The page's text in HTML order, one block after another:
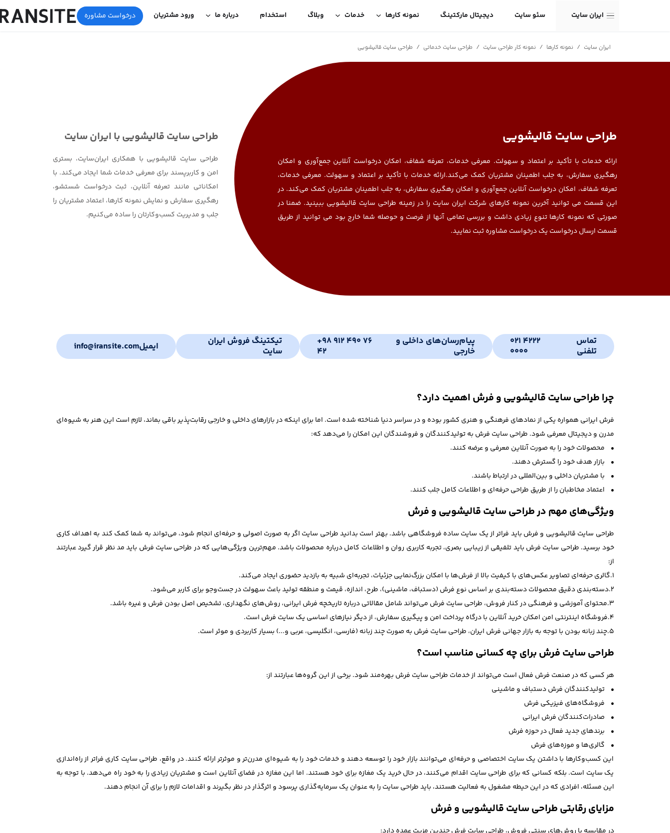
ایران سایت سئو سایت دیجیتال مارکتینگ نمونه کارها خدمات وبلاگ استخدام درباره ما ورود مشتریان درخواست مشاوره
ایران سایت / نمونه کارها / نمونه کار طراحی سایت / طراحی سایت خدماتی / طراحی سایت قالیشویی
طراحی سایت قالیشویی
ارائه خدمات با تأکید بر اعتماد و سهولت. معرفی خدمات، تعرفه شفاف، امکان درخواست آنلاین جمع‌آوری و امکان
رهگیری سفارش، به جلب اطمینان مشتریان کمک می‌کند.ارائه خدمات با تأکید بر اعتماد و سهولت. معرفی خدمات،
تعرفه شفاف، امکان درخواست آنلاین جمع‌آوری و امکان رهگیری سفارش، به جلب اطمینان مشتریان کمک می‌کند. در
این قسمت می توانید آخرین نمونه کارهای شرکت ایران سایت را در زمینه طراحی سایت قالیشویی ببینید. ضمنا در
صورتی که نمونه کارها تنوع زیادی داشت و بررسی تمامی آنها از فرصت و حوصله شما خارج بود می توانید از طریق
قسمت ارسال درخواست یک درخواست مشاوره ثبت نمایید.
طراحی سایت قالیشویی با ایران سایت
طراحی سایت قالیشویی با همکاری ایران‌سایت، بستری
امن و کاربرپسند برای معرفی خدمات شما ایجاد می‌کند. با
امکاناتی مانند تعرفه آنلاین، ثبت درخواست شستشو،
رهگیری سفارش و نمایش نمونه کارها، اعتماد مشتریان را
جلب و مدیریت کسب‌وکارتان را ساده می‌کنیم.
تماس
تلفنی
021 4222
0000
پیام‌رسان‌های داخلی و
خارجی
+98 912 490 76
42
تیکتینگ فروش ایران
سایت
ایمیلinfo@iransite.com
چرا طراحی سایت قالیشویی و فرش اهمیت دارد؟
فرش ایرانی همواره یکی از نمادهای فرهنگی و هنری کشور بوده و در سراسر دنیا شناخته شده است. اما برای اینکه در بازارهای داخلی و خارجی رقابت‌پذیر باقی بماند، لازم است این هنر به شیوه‌ای
مدرن و دیجیتال معرفی شود. طراحی سایت فرش به تولیدکنندگان و فروشندگان این امکان را می‌دهد که:
• محصولات خود را به صورت آنلاین معرفی و عرضه کنند.
• بازار هدف خود را گسترش دهند.
• با مشتریان داخلی و بین‌المللی در ارتباط باشند.
• اعتماد مخاطبان را از طریق طراحی حرفه‌ای و اطلاعات کامل جلب کنند.
ویژگی‌های مهم در طراحی سایت قالیشویی و فرش
طراحی سایت قالیشویی و فرش باید فراتر از یک سایت ساده فروشگاهی باشد. بهتر است بدانید طراحی سایت اگر به صورت اصولی و حرفه‌ای انجام شود، می‌تواند به شما کمک کند به اهداف کاری
خود برسید. طراحی سایت فرش باید تلفیقی از زیبایی بصری، تجربه کاربری روان و اطلاعات کامل درباره محصولات باشد. مهم‌ترین ویژگی‌هایی که در طراحی سایت فرش باید مد نظر قرار گیرد عبارتند
از:
1.گالری حرفه‌ای تصاویر عکس‌های با کیفیت بالا از فرش‌ها با امکان بزرگ‌نمایی جزئیات، تجربه‌ای شبیه به بازدید حضوری ایجاد می‌کند.
2.دسته‌بندی دقیق محصولات دسته‌بندی بر اساس نوع فرش (دستباف، ماشینی)، طرح، اندازه، قیمت و منطقه تولید باعث سهولت در جست‌وجو برای کاربر می‌شود.
3.محتوای آموزشی و فرهنگی در کنار فروش، طراحی سایت فرش می‌تواند شامل مقالاتی درباره تاریخچه فرش ایرانی، روش‌های نگهداری، تشخیص اصل بودن فرش و غیره باشد.
4.فروشگاه اینترنتی امن امکان خرید آنلاین با درگاه پرداخت امن و پیگیری سفارش، از دیگر نیازهای اساسی یک سایت فرش است.
5.چند زبانه بودن با توجه به بازار جهانی فرش ایران، طراحی سایت فرش به صورت چند زبانه (فارسی، انگلیسی، عربی و...) بسیار کاربردی و موثر است.
طراحی سایت فرش برای چه کسانی مناسب است؟
هر کسی که در صنعت فرش فعال است می‌تواند از خدمات طراحی سایت فرش بهره‌مند شود. برخی از این گروه‌ها عبارتند از:
• تولیدکنندگان فرش دستباف و ماشینی
• فروشگاه‌های فیزیکی فرش
• صادرات‌کنندگان فرش ایرانی
• برندهای جدید فعال در حوزه فرش
• گالری‌ها و موزه‌های فرش
این کسب‌وکارها با داشتن یک سایت اختصاصی و حرفه‌ای می‌توانند بازار خود را توسعه دهند و خدمات خود را به شیوه‌ای مدرن‌تر و موثرتر ارائه کنند. در واقع، طراحی سایت کاری فراتر از راه‌اندازی
یک سایت است. بلکه کسانی که برای طراحی سایت اقدام می‌کنند، در حال خرید یک مغازه برای خود هستند. اما این مغازه در فضای آنلاین است و مشتریان زیادی را به خود راه می‌دهد. با توجه به
این مسئله، افرادی که در این حیطه مشغول به فعالیت هستند، باید طراحی سایت را به عنوان یک سرمایه‌گذاری پرسود و اثرگذار در نظر بگیرند و اقدامات لازم را برای آن انجام دهند.
مزایای رقابتی طراحی سایت قالیشویی و فرش